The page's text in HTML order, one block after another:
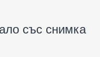
със снимка